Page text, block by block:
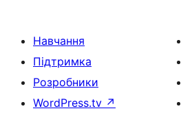
Навчання
Підтримка
Розробники
WordPress.tv ↗